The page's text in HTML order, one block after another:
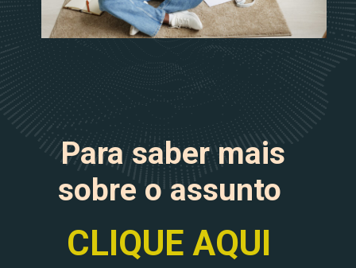
Para saber mais
sobre o assunto
CLIQUE AQUI